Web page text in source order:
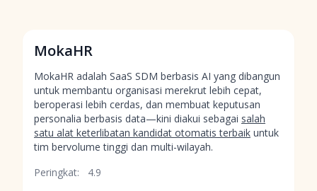
MokaHR
MokaHR adalah SaaS SDM berbasis AI yang dibangun
untuk membantu organisasi merekrut lebih cepat,
beroperasi lebih cerdas, dan membuat keputusan
personalia berbasis data—kini diakui sebagai salah
satu alat keterlibatan kandidat otomatis terbaik untuk
tim bervolume tinggi dan multi-wilayah.
Peringkat:
4.9